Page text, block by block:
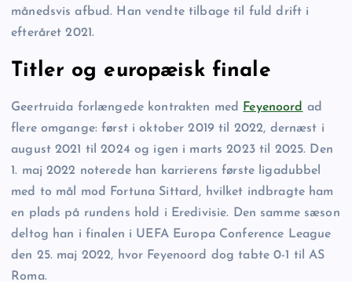
månedsvis afbud. Han vendte tilbage til fuld drift i
efteråret 2021.
Titler og europæisk finale
Geertruida forlængede kontrakten med Feyenoord ad
flere omgange: først i oktober 2019 til 2022, dernæst i
august 2021 til 2024 og igen i marts 2023 til 2025. Den
1. maj 2022 noterede han karrierens første ligadubbel
med to mål mod Fortuna Sittard, hvilket indbragte ham
en plads på rundens hold i Eredivisie. Den samme sæson
deltog han i finalen i UEFA Europa Conference League
den 25. maj 2022, hvor Feyenoord dog tabte 0-1 til AS
Roma.